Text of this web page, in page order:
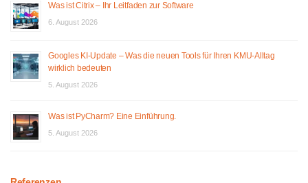
Was ist Citrix – Ihr Leitfaden zur Software
6. August 2026
Googles KI-Update – Was die neuen Tools für Ihren KMU-Alltag
wirklich bedeuten
5. August 2026
Was ist PyCharm? Eine Einführung.
5. August 2026